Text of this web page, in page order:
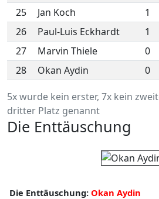
25
Jan Koch 1
26
Paul-Luis Eckhardt 1
27
Marvin Thiele
0
28
Okan Aydin 0
5x wurde kein erster, 7x kein
dritter Platz genannt
Die Enttäuschung
Die Enttäuschung: Okan Aydin